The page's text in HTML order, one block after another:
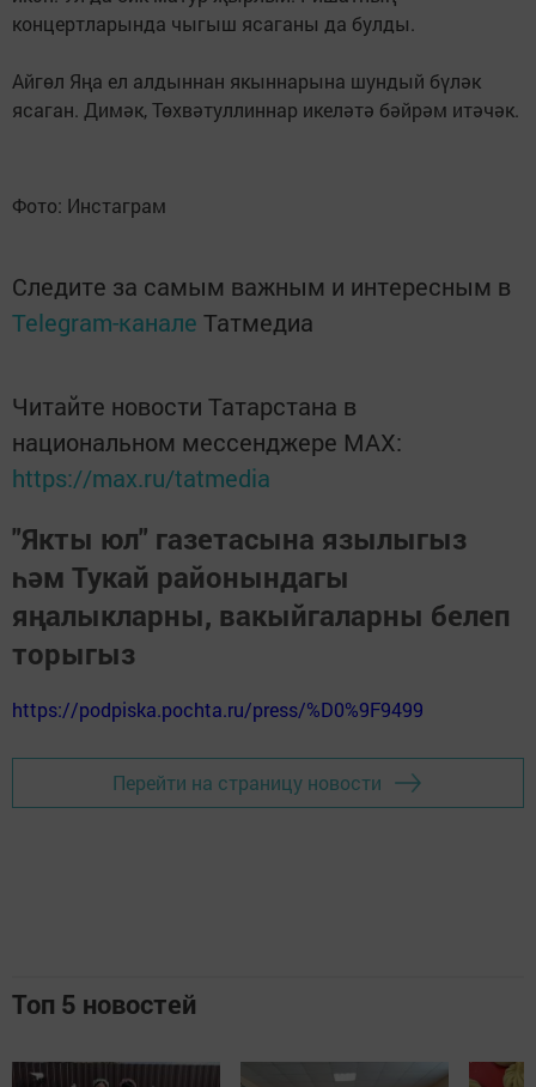
концертларында чыгыш ясаганы да булды.
Айгөл Яңа ел алдыннан якыннарына шундый бүләк
ясаган. Димәк, Төхвәтуллиннар икеләтә бәйрәм итәчәк.
Фото: Инстаграм
Следите за самым важным и интересным в
Telegram-канале Татмедиа
Читайте новости Татарстана в
национальном мессенджере MАХ:
https://max.ru/tatmedia
"Якты юл" газетасына язылыгыз
һәм Тукай районындагы
яңалыкларны, вакыйгаларны белеп
торыгыз
https://podpiska.pochta.ru/press/%D0%9F9499
Перейти на страницу новости
Топ 5 новостей